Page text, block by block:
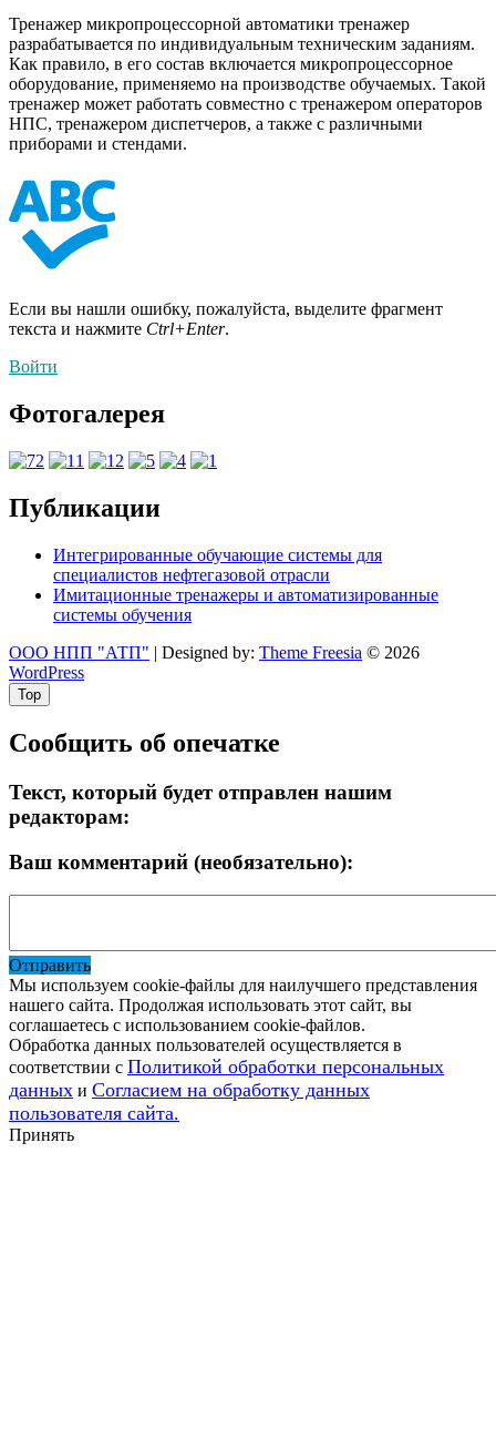
Тренажер микропроцессорной автоматики тренажер
разрабатывается по индивидуальным техническим заданиям.
Как правило, в его состав включается микропроцессорное
оборудование, применяемо на производстве обучаемых. Такой
тренажер может работать совместно с тренажером операторов
НПС, тренажером диспетчеров, а также с различными
приборами и стендами.
Если вы нашли ошибку, пожалуйста, выделите фрагмент
текста и нажмите Ctrl+Enter.
Войти
Фотогалерея
Публикации
Интегрированные обучающие системы для
специалистов нефтегазовой отрасли
Имитационные тренажеры и автоматизированные
системы обучения
ООО НПП "АТП" | Designed by: Theme Freesia © 2026
WordPress
Top
Сообщить об опечатке
Текст, который будет отправлен нашим
редакторам:
Ваш комментарий (необязательно):
Отправить
Мы используем cookie-файлы для наилучшего представления
нашего сайта. Продолжая использовать этот сайт, вы
соглашаетесь с использованием cookie-файлов.
Обработка данных пользователей осуществляется в
соответствии с Политикой обработки персональных
данных и Согласием на обработку данных
пользователя сайта.
Принять